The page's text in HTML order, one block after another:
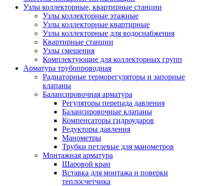
Узлы коллекторные, квартирные станции
Узлы коллекторные этажные
Узлы коллекторные квартирные
Узлы коллекторные для водоснабжения
Квартирные станции
Узлы смешения
Комплектующие для коллекторных групп
Арматура трубопроводная
Радиаторные терморегуляторы и запорные
клапаны
Балансировочная арматура
Регуляторы перепада давления
Балансировочные клапаны
Компенсаторы гидроударов
Редукторы давления
Манометры
Трубки петлевые для манометров
Монтажная арматура
Шаровой кран
Вставка для монтажа и поверки
теплосчетчика